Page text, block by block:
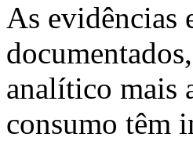
As evidências
analítico mais
consumo têm